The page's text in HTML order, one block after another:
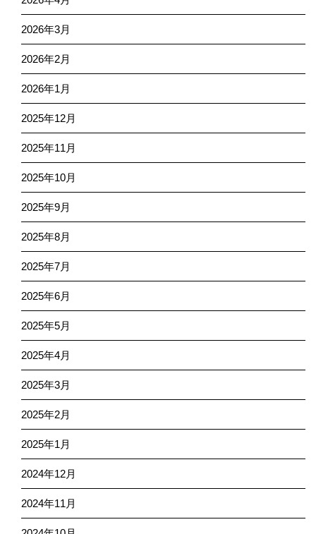
2026年3月
2026年2月
2026年1月
2025年12月
2025年11月
2025年10月
2025年9月
2025年8月
2025年7月
2025年6月
2025年5月
2025年4月
2025年3月
2025年2月
2025年1月
2024年12月
2024年11月